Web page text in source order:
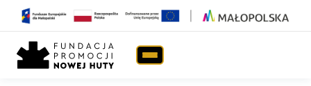
Strona główna ›
Dotacja PUP Kraków 2026 — do 47 000 zł
bezzwrotnie